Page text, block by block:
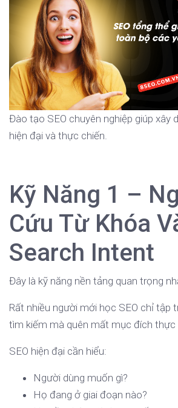
Đào tạo SEO chuyên nghiệp giúp xây
hiện đại và thực chiến.
Kỹ Năng 1 –
Cứu Từ Khóa
Search Intent
Đây là kỹ năng nền tảng quan trọng
Rất nhiều người mới học SEO chỉ tập
tìm kiếm mà quên mất mục đích thực
SEO hiện đại cần hiểu:
Người dùng muốn gì?
Họ đang ở giai đoạn nào?